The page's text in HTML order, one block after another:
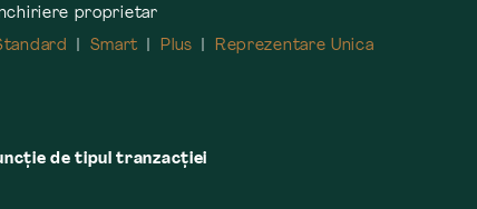
proprietar
Smart Plus Reprezentare Unica
de tipul tranzacției